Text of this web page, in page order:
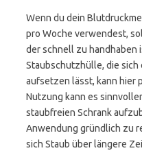
Wenn du dein
pro Woche verwendest,
der schnell zu handhaben
Staubschutzhülle, die sich
aufsetzen lässt, kann hier
Nutzung kann es
staubfreien Schrank
Anwendung gründlich zu
sich Staub über längere